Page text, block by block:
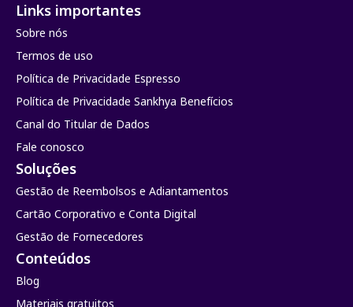
Links importantes
Sobre nós
Termos de uso
Política de Privacidade Espresso
Política de Privacidade Sankhya Benefícios
Canal do Titular de Dados
Fale conosco
Soluções
Gestão de Reembolsos e Adiantamentos
Cartão Corporativo e Conta Digital
Gestão de Fornecedores
Conteúdos
Blog
Materiais gratuitos